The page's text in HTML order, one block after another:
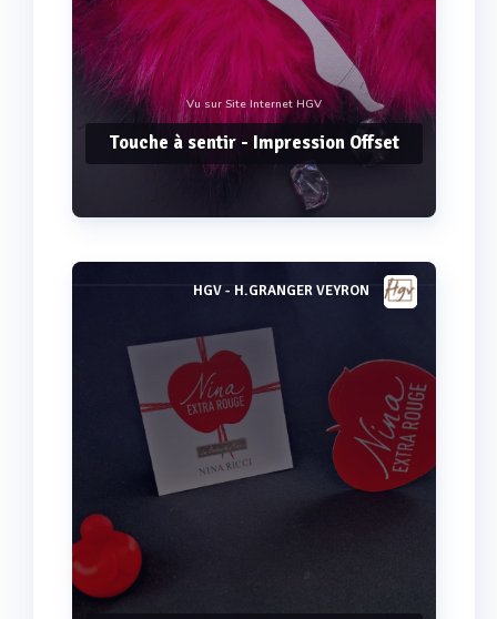
Vu sur Site Internet HGV
Touche à sentir - Impression Offset
Voir plus
HGV - H.GRANGER VEYRON